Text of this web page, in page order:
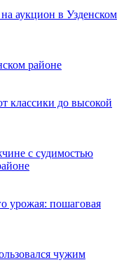
аукцион в Узденском
районе
классики до высокой
с судимостью
урожая: пошаговая
чужим